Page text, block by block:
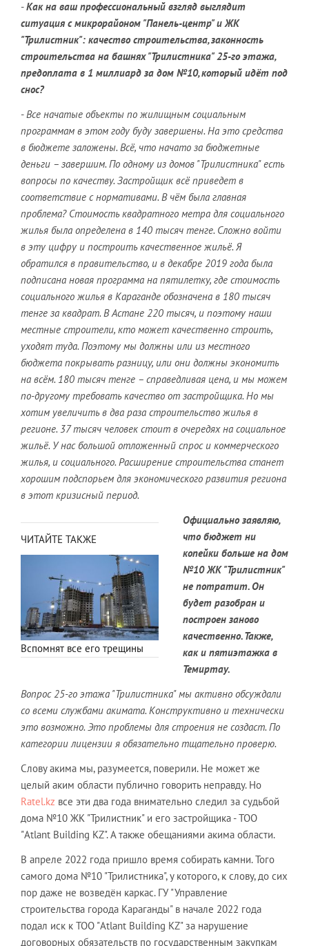
-Как на ваш профессиональный взгляд выглядит
ситуация с микрорайоном "Панель-центр" и ЖК
"Трилистник": качество строительства, законность
строительства на башнях "Трилистника" 25-го этажа,
предоплата в 1 миллиард за дом №10, который идёт под
снос?
-Все начатые объекты по жилищным социальным
программам в этом году буду завершены. На это средства
в бюджете заложены. Всё, что начато за бюджетные
деньги – завершим. По одному из домов "Трилистника" есть
вопросы по качеству. Застройщик всё приведет в
соответствие с нормативами. В чём была главная
проблема? Стоимость квадратного метра для социального
жилья была определена в 140 тысяч тенге. Сложно войти
в эту цифру и построить качественное жильё. Я
обратился в правительство, и в декабре 2019 года была
подписана новая программа на пятилетку, где стоимость
социального жилья в Караганде обозначена в 180 тысяч
тенге за квадрат. В Астане 220 тысяч, и поэтому наши
местные строители, кто может качественно строить,
уходят туда. Поэтому мы должны или из местного
бюджета покрывать разницу, или они должны экономить
на всём. 180 тысяч тенге – справедливая цена, и мы можем
по-другому требовать качество от застройщика. Но мы
хотим увеличить в два раза строительство жилья в
регионе. 37 тысяч человек стоит в очередях на социальное
жильё. У нас большой отложенный спрос и коммерческого
жилья, и социального. Расширение строительства станет
хорошим подспорьем для экономического развития региона
в этот кризисный период.
ЧИТАЙТЕ ТАКЖЕ
Вспомнят все его трещины
Официально заявляю,
что бюджет ни
копейки больше на дом
№10 ЖК "Трилистник"
не потратит. Он
будет разобран и
построен заново
качественно. Также,
как и пятиэтажка в
Темиртау.
Вопрос 25-го этажа "Трилистника" мы активно обсуждали
со всеми службами акимата. Конструктивно и технически
это возможно. Это проблемы для строения не создаст. По
категории лицензии я обязательно тщательно проверю.
Слову акима мы, разумеется, поверили. Не может же
целый аким области публично говорить неправду. Но
Ratel.kz все эти два года внимательно следил за судьбой
дома №10 ЖК "Трилистник" и его застройщика - ТОО
"Atlant Building KZ". А также обещаниями акима области.
В апреле 2022 года пришло время собирать камни. Того
самого дома №10 "Трилистника", у которого, к слову, до сих
пор даже не возведён каркас. ГУ "Управление
строительства города Караганды" в начале 2022 года
подал иск к ТОО "Atlant Building KZ" за нарушение
договорных обязательств по государственным закупкам